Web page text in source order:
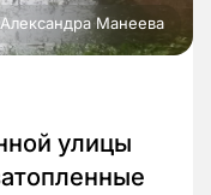
Манеева
улицы